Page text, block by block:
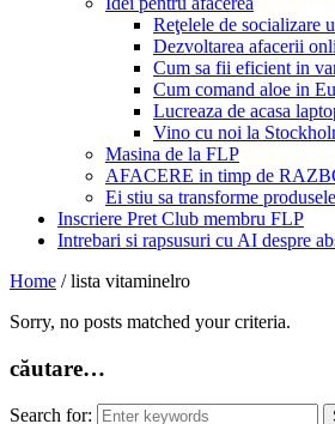
Reţelele de socializare
Dezvoltarea afacerii
Cum sa fii eficient in
Cum comand aloe in
Lucreaza de acasa
Vino cu noi la
Masina de la FLP
AFACERE in timp de
Ei stiu sa transforme
Inscriere Pret Club membru FLP
Intrebari si rapsusuri cu AI despre
Home / lista vitaminelro
Sorry, no posts matched your criteria.
căutare…
Search for: